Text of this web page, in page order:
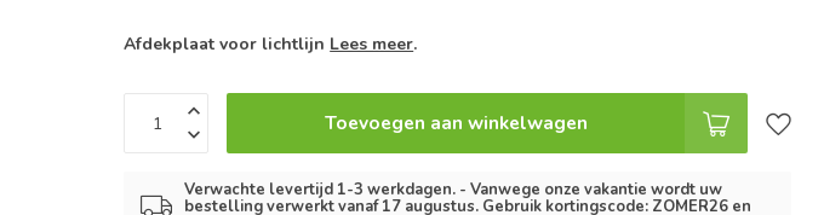
Afdekplaat voor lichtlijn Lees meer.
Toevoegen aan winkelwagen
Verwachte levertijd 1-3 werkdagen. - Vanwege onze vakantie wordt uw
bestelling verwerkt vanaf 17 augustus. Gebruik kortingscode: ZOMER26 en